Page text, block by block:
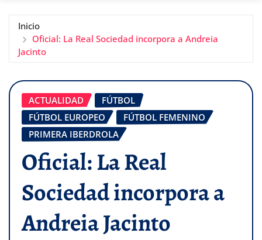
Inicio
Oficial: La Real Sociedad incorpora a Andreia
Jacinto
ACTUALIDAD
FÚTBOL
FÚTBOL EUROPEO
FÚTBOL FEMENINO
PRIMERA IBERDROLA
Oficial: La Real
Sociedad incorpora a
Andreia Jacinto